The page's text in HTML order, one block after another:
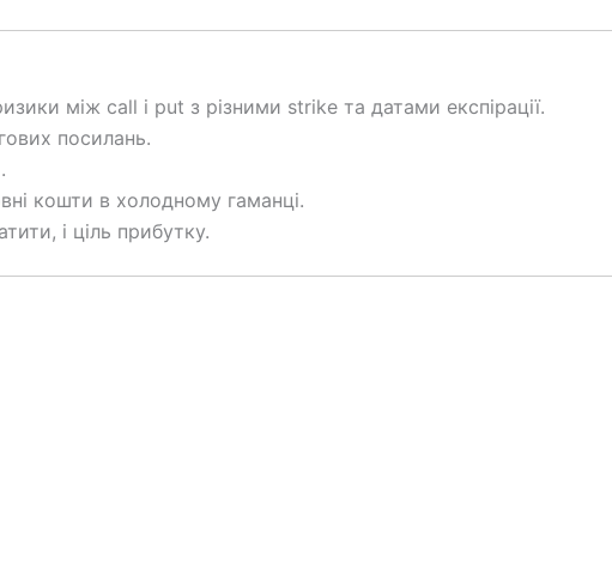
між call і put з різними strike та датами експірації.
посилань.
.
кошти в холодному гаманці.
і ціль прибутку.